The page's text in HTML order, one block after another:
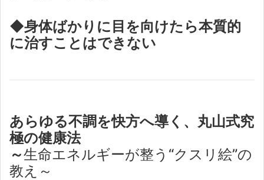
◆身体ばかりに目を向けたら本質的
に治すことはできない
あらゆる不調を快方へ導く、丸山式究
極の健康法
～生命エネルギーが整う“クスリ絵”の
教え～